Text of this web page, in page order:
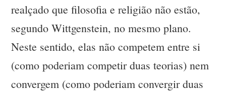
realçado que filosofia e religião não estão,
segundo Wittgenstein, no mesmo plano.
Neste sentido, elas não competem entre si
(como poderiam competir duas teorias) nem
convergem (como poderiam convergir duas